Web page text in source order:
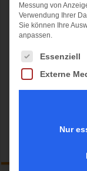
Messung von
Verwendung Ihrer
Sie können Ihre
anpassen.
Es folgt eine Liste
Essenziell
Externe
Nur